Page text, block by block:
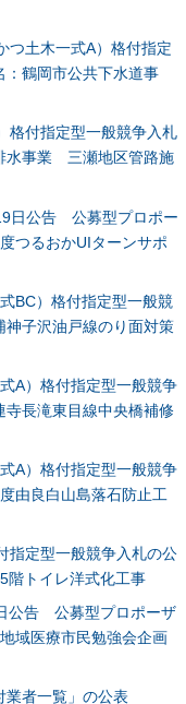
つ土木一式A）格付指定
鶴岡市公共下水道事
格付指定型一般競争入札
水事業 三瀬地区管路施
日公告 公募型プロポー
つるおかUIターンサポ
BC）格付指定型一般競
子沢油戸線のり面対策
A）格付指定型一般競争
長滝東目線中央橋補修
A）格付指定型一般競争
由良白山島落石防止工
指定型一般競争入札の公
トイレ洋式化工事
公告 公募型プロポーザ
域医療市民勉強会企画
業者一覧」の公表